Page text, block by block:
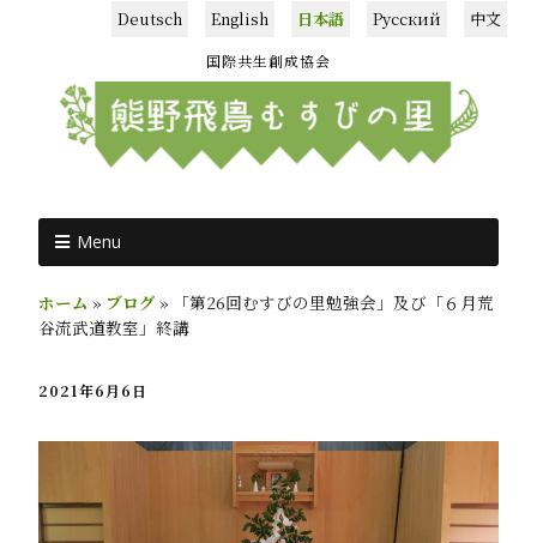
Deutsch English 日本語 Русский 中文
国際共生創成協会
Menu
ホーム » ブログ »
「第26回むすびの里勉強会」及び「６月荒
谷流武道教室」終講
2021年6月6日